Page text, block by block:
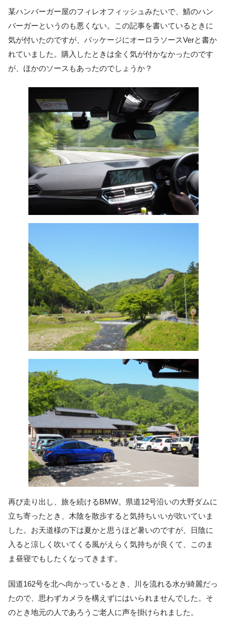
某ハンバーガー屋のフィレオフィッシュみたいで、鯖のハン
バーガーというのも悪くない。この記事を書いているときに
気が付いたのですが、パッケージにオーロラソースVerと書か
れていました。購入したときは全く気が付かなかったのです
が、ほかのソースもあったのでしょうか？
再び走り出し、旅を続けるBMW。県道12号沿いの大野ダムに
立ち寄ったとき、木陰を散歩すると気持ちいいが吹いていま
した。お天道様の下は夏かと思うほど暑いのですが、日陰に
入ると涼しく吹いてくる風がえらく気持ちが良くて、このま
ま昼寝でもしたくなってきます。
国道162号を北へ向かっているとき、川を流れる水が綺麗だっ
たので、思わずカメラを構えずにはいられませんでした。そ
のとき地元の人であろうご老人に声を掛けられました。